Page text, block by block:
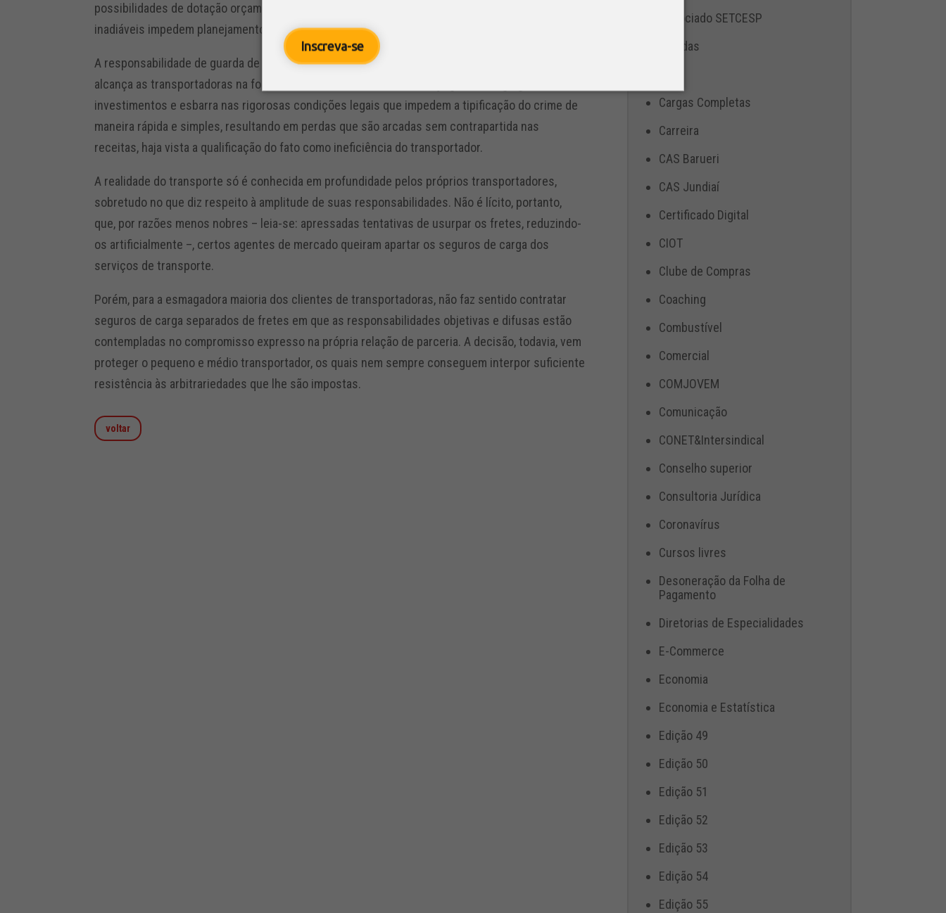
Inscreva-se
possibilidades de dotação orçamentária dos transportadores, na medida em que investimentos
inadiáveis impedem planejamentos de longo prazo menos onerosos.
A responsabilidade de guarda de produtos durante o tempo de realização do transporte em geral
alcança as transportadoras na forma dos riscos de furto interno, cuja gestão exige grandes
investimentos e esbarra nas rigorosas condições legais que impedem a tipificação do crime de
maneira rápida e simples, resultando em perdas que são arcadas sem contrapartida nas
receitas, haja vista a qualificação do fato como ineficiência do transportador.
A realidade do transporte só é conhecida em profundidade pelos próprios transportadores,
sobretudo no que diz respeito à amplitude de suas responsabilidades. Não é lícito, portanto,
que, por razões menos nobres – leia-se: apressadas tentativas de usurpar os fretes, reduzindo-
os artificialmente –, certos agentes de mercado queiram apartar os seguros de carga dos
serviços de transporte.
Porém, para a esmagadora maioria dos clientes de transportadoras, não faz sentido contratar
seguros de carga separados de fretes em que as responsabilidades objetivas e difusas estão
contempladas no compromisso expresso na própria relação de parceria. A decisão, todavia, vem
proteger o pequeno e médio transportador, os quais nem sempre conseguem interpor suficiente
resistência às arbitrariedades que lhe são impostas.
voltar
Associado SETCESP
Bebidas
Cargas Completas
Carreira
CAS Barueri
CAS Jundiaí
Certificado Digital
CIOT
Clube de Compras
Coaching
Combustível
Comercial
COMJOVEM
Comunicação
CONET&Intersindical
Conselho superior
Consultoria Jurídica
Coronavírus
Cursos livres
Desoneração da Folha de
Pagamento
Diretorias de Especialidades
E-Commerce
Economia
Economia e Estatística
Edição 49
Edição 50
Edição 51
Edição 52
Edição 53
Edição 54
Edição 55